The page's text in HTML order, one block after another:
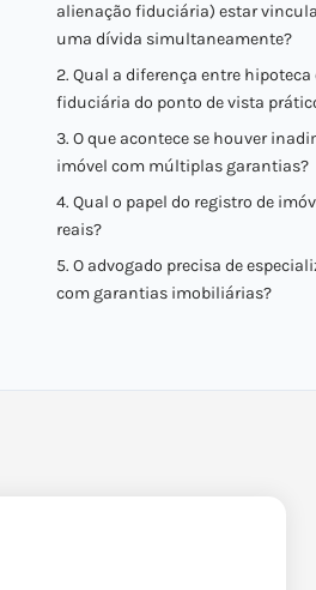
alienação fiduciária) estar
uma dívida simultaneamente?
2. Qual a diferença entre hipoteca
fiduciária do ponto de vista
3. O que acontece se houver
imóvel com múltiplas garantias?
4. Qual o papel do registro de
reais?
5. O advogado precisa de
com garantias imobiliárias?